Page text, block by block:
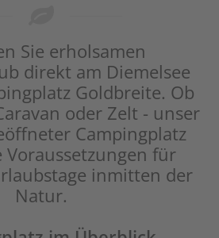
Sie erholsamen
direkt am Diemelsee
Goldbreite. Ob
oder Zelt - unser
Campingplatz
Voraussetzungen für
inmitten der
Natur.